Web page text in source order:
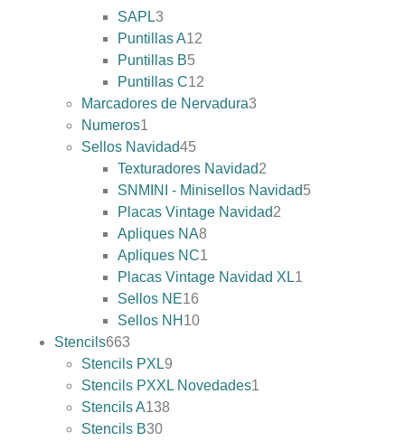
SAPL3
Puntillas A12
Puntillas B5
Puntillas C12
Marcadores de Nervadura3
Numeros1
Sellos Navidad45
Texturadores Navidad2
SNMINI - Minisellos Navidad5
Placas Vintage Navidad2
Apliques NA8
Apliques NC1
Placas Vintage Navidad XL1
Sellos NE16
Sellos NH 10
Stencils663
Stencils PXL9
Stencils PXXL Novedades1
Stencils A138
Stencils B30